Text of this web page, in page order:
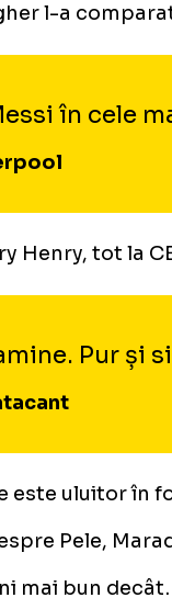
l-a
în cele
Henry, tot la
Pur și
este uluitor în
Pele,
mai bun